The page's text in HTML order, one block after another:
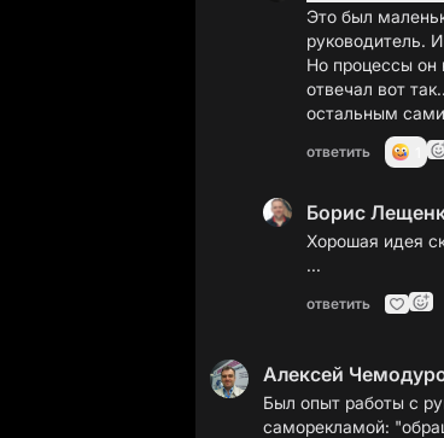
Это был
руководитель.
Но процессы он
отвечал вот
остальным
ответить
Борис
Хорошая идея
...
ответить
Алексей
Был опыт работы с
саморекламой: